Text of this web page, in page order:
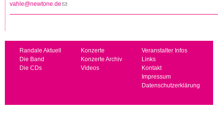
vahle@newtone.de (Link sendet E-Mail)
Randale Aktuell
Die Band
Die CDs
Konzerte
Konzerte Archiv
Videos
Veranstalter Infos
Links
Kontakt
Impressum
Datenschutzerklärung